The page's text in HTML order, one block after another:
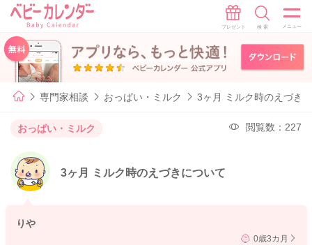
専門家相談 おっぱい・ミルク 3ヶ月 ミルク時のえづき
おっぱい・ミルク 閲覧数：227
3ヶ月 ミルク時のえづきについて
りや
0歳3カ月